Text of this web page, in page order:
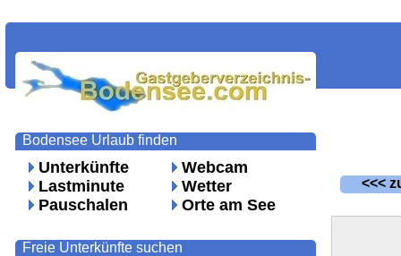
Unterkünfte
Lastminute
Pauschalen
Webcam
Wetter
Orte am See
Bodensee Urlaub finden
Freie Unterkünfte suchen
<<<